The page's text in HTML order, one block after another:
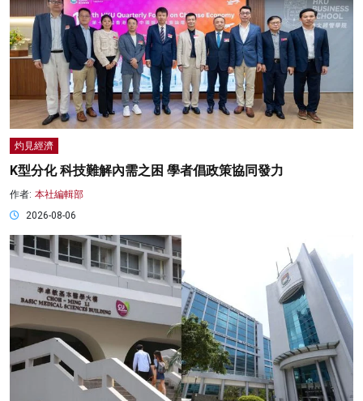
灼見經濟
K型分化 科技難解內需之困 學者倡政策協同發力
作者: 本社編輯部
2026-08-06